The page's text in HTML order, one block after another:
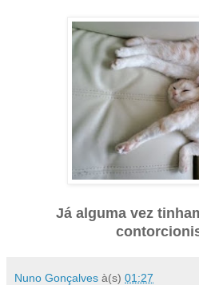
Já alguma vez
Nuno Gonçalves à(s) 01:27